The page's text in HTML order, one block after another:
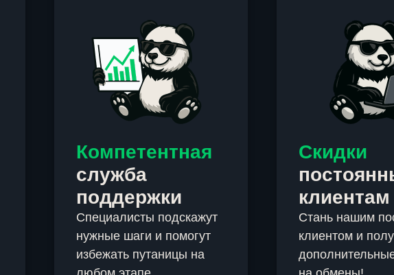
Компетентная
служба
поддержки
Специалисты подскажут
нужные шаги и помогут
избежать путаницы на
Скидки
клиентам
Стань нашим
клиентом и